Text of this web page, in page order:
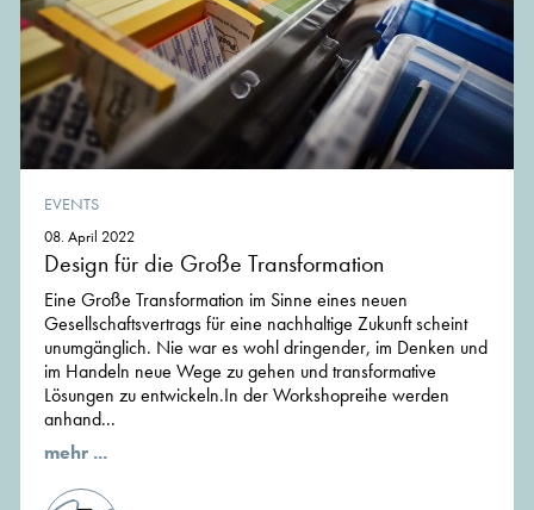
EVENTS
08. April 2022
Design für die Große Transformation
Eine Große Transformation im Sinne eines neuen
Gesellschaftsvertrags für eine nachhaltige Zukunft scheint
unumgänglich. Nie war es wohl dringender, im Denken und
im Handeln neue Wege zu gehen und transformative
Lösungen zu entwickeln.In der Workshopreihe werden
anhand...
mehr ...